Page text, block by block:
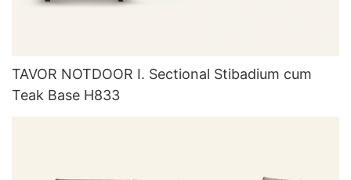
TAVOR NOTDOOR I. Sectional Stibadium cum
Teak Base H833